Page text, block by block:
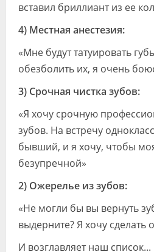
вставил бриллиант из ее
4) Местная анестезия:
«Мне будут татуировать
обезболить их, я очень
3) Срочная чистка зубов:
«Я хочу срочную
зубов. На встречу
бывший, и я хочу, чтобы
безупречной»
2) Ожерелье из зубов:
«Не могли бы вы вернуть
выдерните? Я хочу сделать
И возглавляет наш список...